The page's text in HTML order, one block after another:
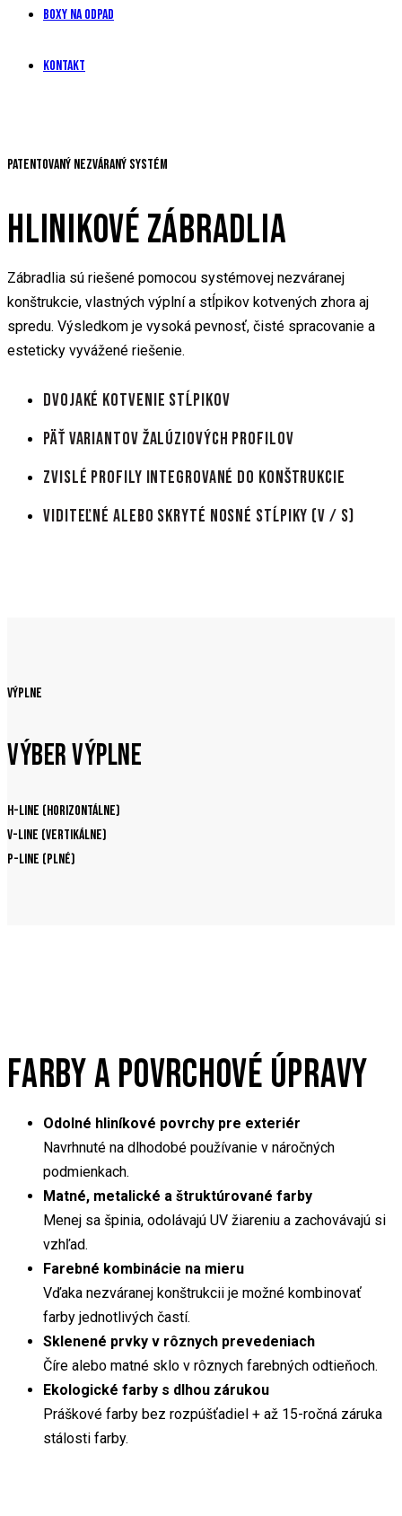
Boxy na odpad
Kontakt
Patentovaný NEZVÁRANÝ systém
HLINIKOVÉ ZÁBRADLIA
Zábradlia sú riešené pomocou systémovej nezváranej
konštrukcie, vlastných výplní a stĺpikov kotvených zhora aj
spredu. Výsledkom je vysoká pevnosť, čisté spracovanie a
esteticky vyvážené riešenie.
Dvojaké kotvenie stĺpikov
Päť variantov žalúziových profilov
Zvislé profily integrované do konštrukcie
Viditeľné alebo skryté nosné stĺpiky (V / S)
výplne
VÝBER VÝPLNE
H-line (horizontálne)
V-line (vertikálne)
P-line (plné)
FARBY A POVRCHOVÉ ÚPRAVY
Odolné hliníkové povrchy pre exteriér
Navrhnuté na dlhodobé používanie v náročných
podmienkach.
Matné, metalické a štruktúrované farby
Menej sa špinia, odolávajú UV žiareniu a zachovávajú si
vzhľad.
Farebné kombinácie na mieru
Vďaka nezváranej konštrukcii je možné kombinovať
farby jednotlivých častí.
Sklenené prvky v rôznych prevedeniach
Číre alebo matné sklo v rôznych farebných odtieňoch.
Ekologické farby s dlhou zárukou
Práškové farby bez rozpúšťadiel + až 15-ročná záruka
stálosti farby.